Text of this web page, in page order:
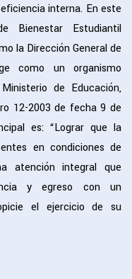
interna. En este
Bienestar Estudiantil
la Dirección General de
como un organismo
de Educación,
12-2003 de fecha 9 de
es: “Lograr que la
en condiciones de
atención integral que
y egreso con un
el ejercicio de su